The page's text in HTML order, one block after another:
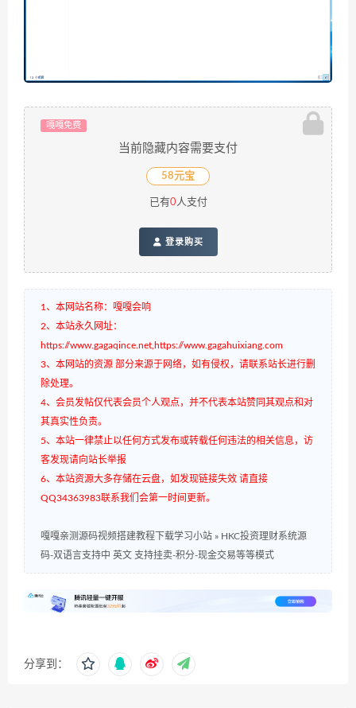
嘎嘎免费
当前隐藏内容需要支付
58元宝
已有0人支付
登录购买
1、本网站名称：嘎嘎会响
2、本站永久网址：
https://www.gagaqince.net,https://www.gagahuixiang.com
3、本网站的资源 部分来源于网络，如有侵权，请联系站长进行删
除处理。
4、会员发帖仅代表会员个人观点，并不代表本站赞同其观点和对
其真实性负责。
5、本站一律禁止以任何方式发布或转载任何违法的相关信息，访
客发现请向站长举报
6、本站资源大多存储在云盘，如发现链接失效 请直接
QQ34363983联系我们会第一时间更新。
嘎嘎亲测源码视频搭建教程下载学习小站 » HKC投资理财系统源
码-双语言支持中 英文 支持挂卖-积分-现金交易等等模式
分享到：